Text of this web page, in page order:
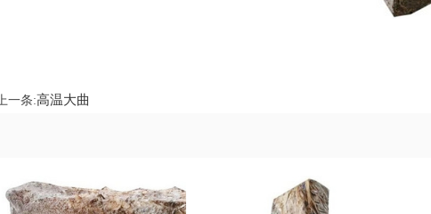
上一条:高温大曲